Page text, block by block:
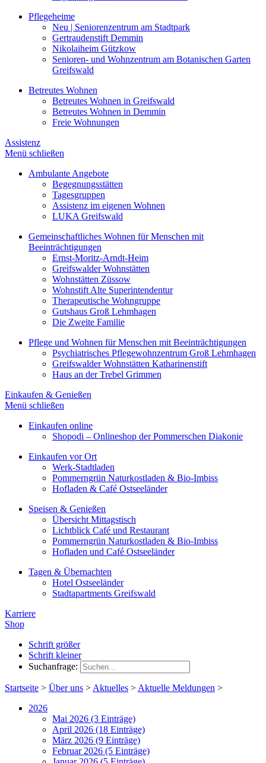
Pflegeheime
Neu | Seniorenzentrum am Stadtpark
Gertraudenstift Demmin
Nikolaiheim Gützkow
Senioren- und Wohnzentrum am Botanischen Garten
Greifswald
Betreutes Wohnen
Betreutes Wohnen in Greifswald
Betreutes Wohnen in Demmin
Freie Wohnungen
Assistenz
Menü schließen
Ambulante Angebote
Begegnungsstätten
Tagesgruppen
Assistenz im eigenen Wohnen
LUKA Greifswald
Gemeinschaftliches Wohnen für Menschen mit
Beeinträchtigungen
Ernst-Moritz-Arndt-Heim
Greifswalder Wohnstätten
Wohnstätten Züssow
Wohnstift Alte Superintendentur
Therapeutische Wohngruppe
Gutshaus Groß Lehmhagen
Die Zweite Familie
Pflege und Wohnen für Menschen mit Beeinträchtigungen
Psychiatrisches Pflegewohnzentrum Groß Lehmhagen
Greifswalder Wohnstätten Katharinenstift
Haus an der Trebel Grimmen
Einkaufen & Genießen
Menü schließen
Einkaufen online
Shopodi – Onlineshop der Pommerschen Diakonie
Einkaufen vor Ort
Werk-Stadtladen
Pommerngrün Naturkostladen & Bio-Imbiss
Hofladen & Café Ostseeländer
Speisen & Genießen
Übersicht Mittagstisch
Lichtblick Café und Restaurant
Pommerngrün Naturkostladen & Bio-Imbiss
Hofladen und Café Ostseeländer
Tagen & Übernachten
Hotel Ostseeländer
Stadtapartments Greifswald
Karriere
Shop
Schrift größer
Schrift kleiner
Suchanfrage:
Startseite > Über uns > Aktuelles > Aktuelle Meldungen >
2026
Mai 2026 (3 Einträge)
April 2026 (18 Einträge)
März 2026 (9 Einträge)
Februar 2026 (5 Einträge)